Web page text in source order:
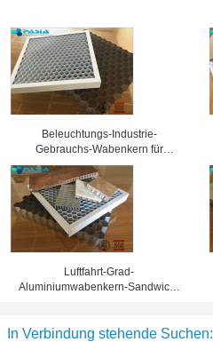
Beleuchtungs-Industrie-
Gebrauchs-Wabenkern für
verschiedene Ausstellungs-
Scheinwerfer-Gitter
Luftfahrt-Grad-
Aluminiumwabenkern-Sandwich-
In Verbindung stehende Suchen: